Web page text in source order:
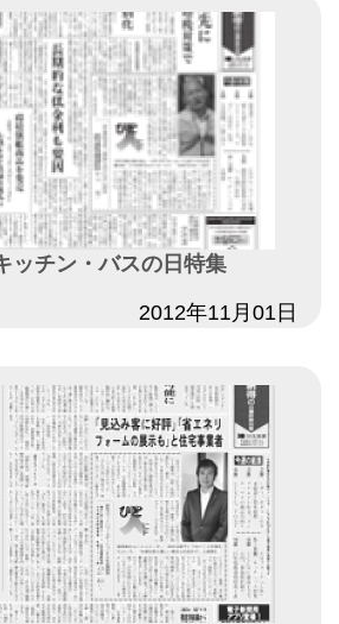
ッチン・バスの日特集
2012年11月01日